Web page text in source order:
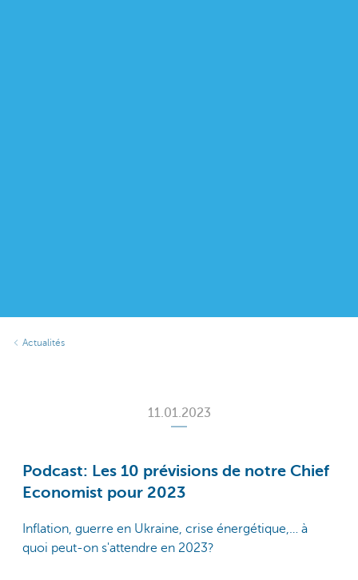
Actualités
11.01.2023
Podcast: Les 10 prévisions de notre Chief
Economist pour 2023
Inflation, guerre en Ukraine, crise énergétique,… à
quoi peut-on s'attendre en 2023?